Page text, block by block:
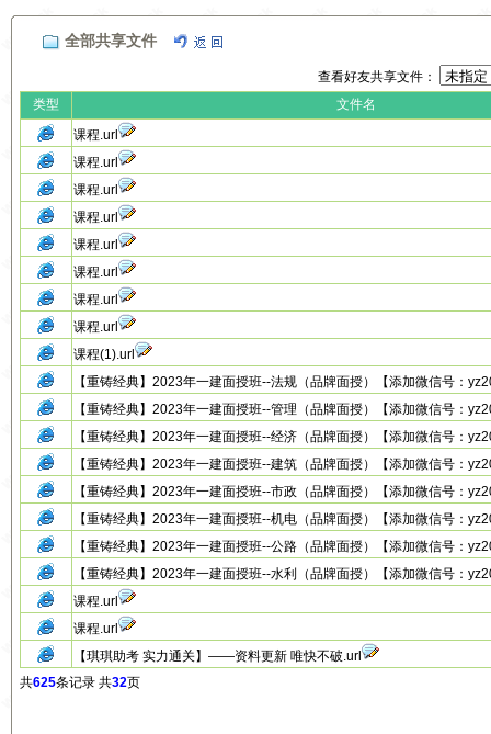
全部共享文件
查看好友共享文件：
类型
文件名
课程.url
课程.url
课程.url
课程.url
课程.url
课程.url
课程.url
课程.url
课程(1).url
【重铸经典】2023年一建面授班--法规（品牌面授）【添加微信号：
【重铸经典】2023年一建面授班--管理（品牌面授）【添加微信号：
【重铸经典】2023年一建面授班--经济（品牌面授）【添加微信号：
【重铸经典】2023年一建面授班--建筑（品牌面授）【添加微信号：
【重铸经典】2023年一建面授班--市政（品牌面授）【添加微信号：
【重铸经典】2023年一建面授班--机电（品牌面授）【添加微信号：
【重铸经典】2023年一建面授班--公路（品牌面授）【添加微信号：
【重铸经典】2023年一建面授班--水利（品牌面授）【添加微信号：
课程.url
课程.url
【琪琪助考 实力通关】——资料更新 唯快不破.url
共625条记录 共32页